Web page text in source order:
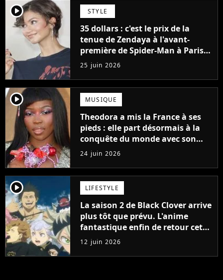
player2 STYLE
35 dollars : c'est le prix de la
tenue de Zendaya à l'avant-
première de Spider-Man à Paris,
"Le style n'a pas besoin de coûter
une fortune"
25 juin 2026
player2 MUSIQUE
Theodora a mis la France à ses
pieds : elle part désormais à la
conquête du monde avec son
premier gros feat international
24 juin 2026
player2 LIFESTYLE
La saison 2 de Black Clover arrive
plus tôt que prévu. L'anime
fantastique enfin de retour cette
année, mais il faudra sortir de
chez soi pour assister à sa
diffusion anticipée
12 juin 2026